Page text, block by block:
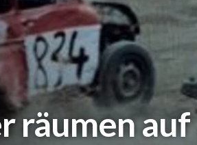
räumen auf